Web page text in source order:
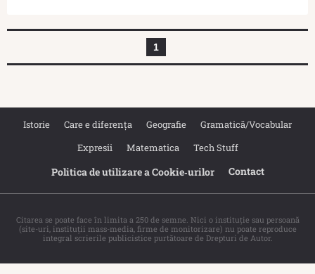
1
Istorie Care e diferența Geografie
Gramatică/Vocabular
Expresii
Matematica Tech Stuff
Politica de utilizare a Cookie‐urilor Contact
Citarea se poate face în limita a 250 de semne. Nici o instituţie sau persoană
(site-uri, instituţii mass-media, firme de monitorizare) nu poate reproduce
integral scrierile publicistice purtătoare de Drepturi de Autor.